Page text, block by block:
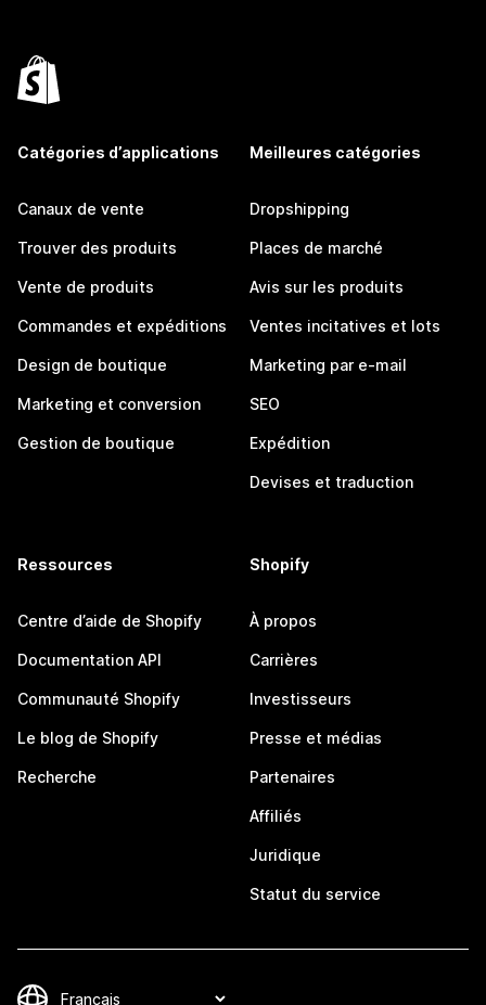
Catégories d’applications
Canaux de vente
Trouver des produits
Vente de produits
Commandes et expéditions
Design de boutique
Marketing et conversion
Gestion de boutique
Meilleures catégories
Dropshipping
Places de marché
Avis sur les produits
Ventes incitatives et lots
Marketing par e-mail
SEO
Expédition
Devises et traduction
Ressources
Centre d’aide de Shopify
Documentation API
Communauté Shopify
Le blog de Shopify
Recherche
Shopify
À propos
Carrières
Investisseurs
Presse et médias
Partenaires
Affiliés
Juridique
Statut du service